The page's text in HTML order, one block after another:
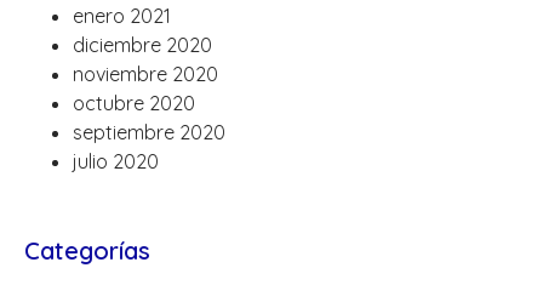
enero 2021
diciembre 2020
noviembre 2020
octubre 2020
septiembre 2020
julio 2020
Categorías